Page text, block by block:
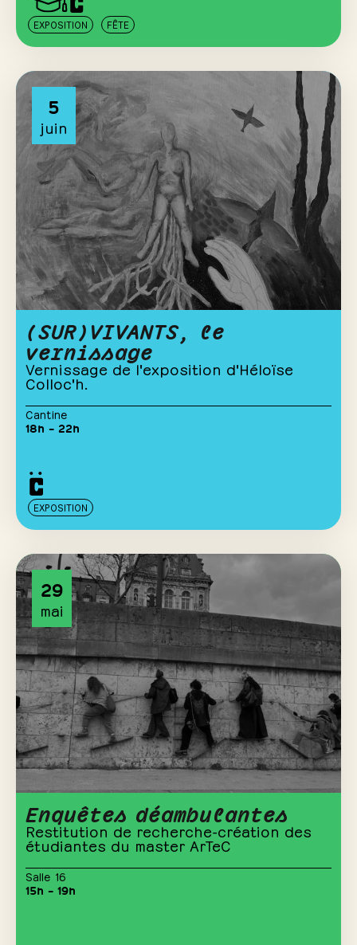
EXPOSITION FÊTE
5
juin
(SUR)VIVANTS, le
vernissage
Vernissage de l'exposition d'Héloïse
Colloc'h.
Cantine
18h – 22h
EXPOSITION
29
mai
Enquêtes déambulantes
Restitution de recherche-création des
étudiantes du master ArTeC
Salle 16
15h – 19h